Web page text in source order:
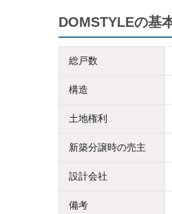
DOMSTYLEの基
総戸数
構造
土地権利
新築分譲時の売主
設計会社
備考